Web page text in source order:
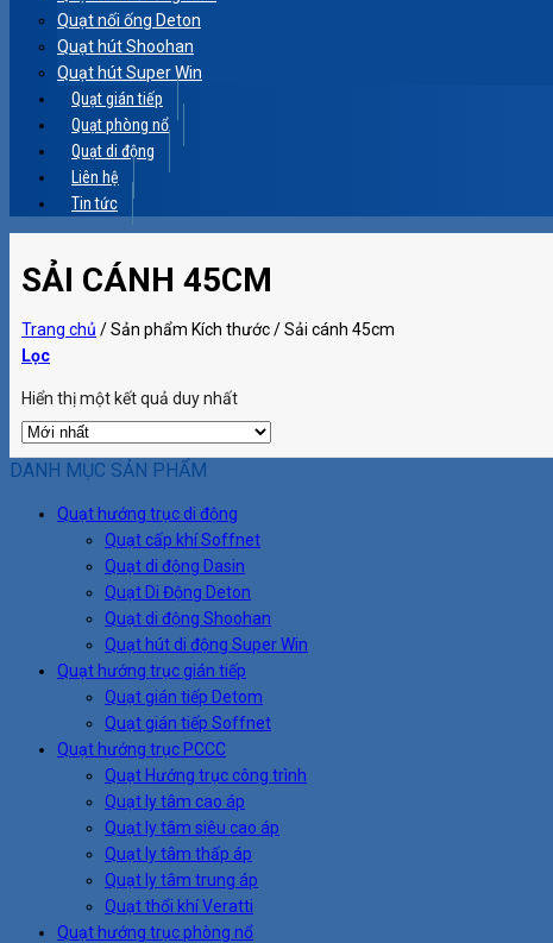
Quạt nối ống Deton
Quạt hút Shoohan
Quạt hút Super Win
Quạt gián tiếp
Quạt phòng nổ
Quạt di động
Liên hệ
Tin tức
SẢI CÁNH 45CM
Trang chủ /Sản phẩm Kích thước/Sải cánh 45cm
Lọc
Hiển thị một kết quả duy nhất
DANH MỤC SẢN PHẨM
Quạt hướng trục di động
Quạt cấp khí Soffnet
Quạt di động Dasin
Quạt Di Động Deton
Quạt di động Shoohan
Quạt hút di động Super Win
Quạt hướng trục gián tiếp
Quạt gián tiếp Detom
Quạt gián tiếp Soffnet
Quạt hướng trục PCCC
Quạt Hướng trục công trình
Quạt ly tâm cao áp
Quạt ly tâm siêu cao áp
Quạt ly tâm thấp áp
Quạt ly tâm trung áp
Quạt thổi khí Veratti
Quạt hướng trục phòng nổ